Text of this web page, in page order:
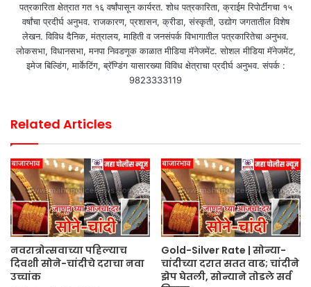
पत्रकारिता क्षेत्रात गत १६ वर्षांपासून कार्यरत. शोध पत्रकारिता, क्राईम रिपोर्टींगचा १५
वर्षांचा प्रदीर्घ अनुभव. राजकारण, प्रशासन, क्रीडा, संस्कृती, उद्योग जगतातील विशेष
लेखन. विविध दैनिक, मंत्रालय, माहिती व जनसंपर्क विभागातील पत्रकारितेचा अनुभव.
लोकसभा, विधानसभा, मनपा निवडणूक काळात मीडिया मॅनेजमेंट. सोशल मीडिया मॅनेजमेंट,
इमेज बिल्डिंग, मार्केटिंग, ब्रॅण्डिंग यासारख्या विविध क्षेत्राचा प्रदीर्घ अनुभव. संपर्क :
9823333119
Related Articles
नवरात्रोत्सवाच्या पहिल्याच
दिवशी सोने-चांदीचे दराचा नवा
उच्चांक
Gold-Silver Rate | सोन्या-
चांदीच्या दरात सतत वाढ; चांदीने
झेप घेतली, सोन्याने तोडले सर्व